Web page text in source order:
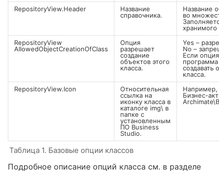
RepositoryView.Header
Название
справочника.
Название
во
хранимого
RepositoryView
AllowedObjectCreationOfClass
Опция
разрешает
создание
объектов этого
класса.
Yes –
No –
Если
создавать
класса.
RepositoryView.Icon
Относительная
ссылка на
иконку класса в
каталоге img\ в
папке с
установленным
ПО Business
Studio.
Например,
Бизнес-
Таблица 1. Базовые опции классов
Подробное описание опций класса см. в разделе